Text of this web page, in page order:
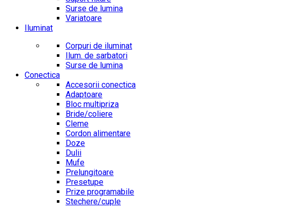
Surse de lumina
Variatoare
Iluminat
Corpuri de iluminat
Ilum. de sarbatori
Surse de lumina
Conectica
Accesorii conectica
Adaptoare
Bloc multipriza
Bride/coliere
Cleme
Cordon alimentare
Doze
Dulii
Mufe
Prelungitoare
Presetupe
Prize programabile
Stechere/cuple